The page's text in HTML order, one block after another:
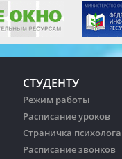
СТУДЕНТУ
Режим работы
Расписание уроков
Страничка психолога
Расписание звонков